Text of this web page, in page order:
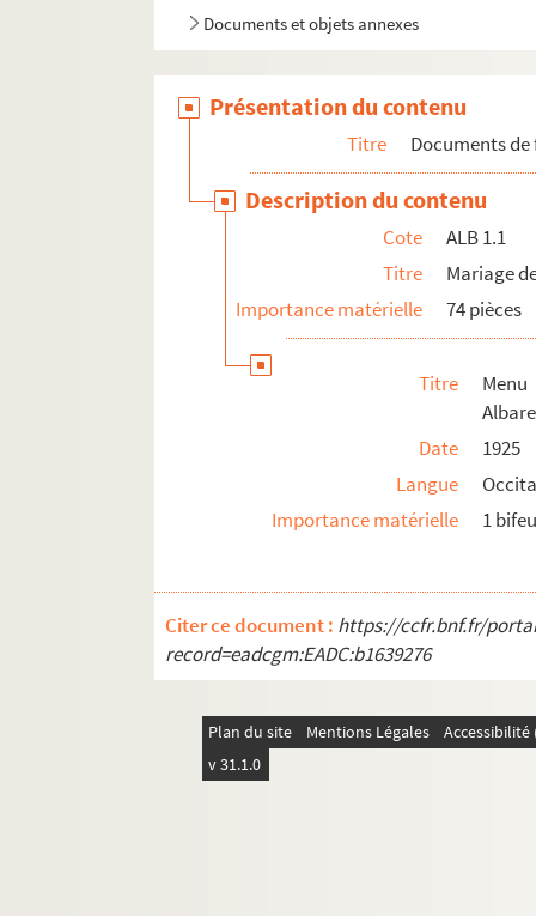
Documents et objets annexes
Présentation du contenu
Titre Documents
Description du contenu
Cote
ALB 1.1
Titre
Mariage
Importance matérielle
74 pièces
Titre
Date
1925
Langue
Importance matérielle
1
Citer ce document : https://ccfr.bnf.fr/
record=eadcgm:EADC:b1639276
Plan du site Mentions Légales
v 31.1.0